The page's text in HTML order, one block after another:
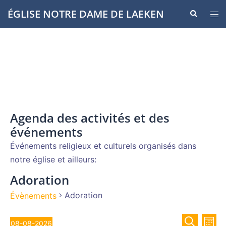
Aller
auÉGLISE NOTRE DAME DE LAEKEN
le
Agenda des activités et des
événements
Événements religieux et culturels organisés dans
notre église et ailleurs:
Adoration
Évènements Adoration
Évènements
08-08-2026